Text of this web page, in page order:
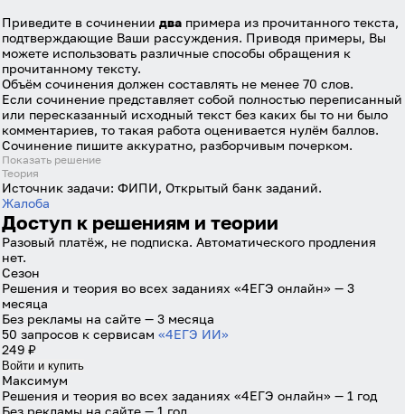
Приведите в сочинении два примера из прочитанного текста,
подтверждающие Ваши рассуждения. Приводя примеры, Вы
можете использовать различные способы обращения к
прочитанному тексту.
Объём сочинения должен составлять не менее 70 слов.
Если сочинение представляет собой полностью переписанный
или пересказанный исходный текст без каких бы то ни было
комментариев, то такая работа оценивается нулём баллов.
Сочинение пишите аккуратно, разборчивым почерком.
Показать решение
Теория
Источник задачи: ФИПИ, Открытый банк заданий.
Жалоба
Доступ к решениям и теории
Разовый платёж, не подписка. Автоматического продления
нет.
Сезон
Решения и теория во всех заданиях «4ЕГЭ онлайн» — 3
месяца
Без рекламы на сайте — 3 месяца
50 запросов к сервисам «4ЕГЭ ИИ»
249 ₽
Войти и купить
Максимум
Решения и теория во всех заданиях «4ЕГЭ онлайн» — 1 год
Без рекламы на сайте — 1 год